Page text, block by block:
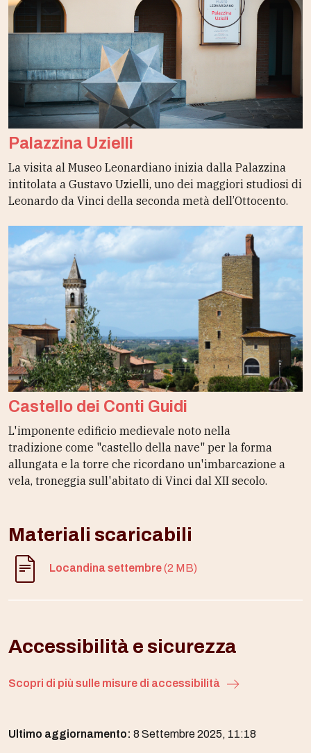
Palazzina Uzielli
La visita al Museo Leonardiano inizia dalla Palazzina
intitolata a Gustavo Uzielli, uno dei maggiori studiosi di
Leonardo da Vinci della seconda metà dell’Ottocento.
Castello dei Conti Guidi
L'imponente edificio medievale noto nella
tradizione come "castello della nave" per la forma
allungata e la torre che ricordano un'imbarcazione a
vela, troneggia sull'abitato di Vinci dal XII secolo.
Materiali scaricabili
Locandina settembre(2 MB)
Accessibilità e sicurezza
Scopri di più sulle misure di accessibilità
Ultimo aggiornamento: 8 Settembre 2025, 11:18